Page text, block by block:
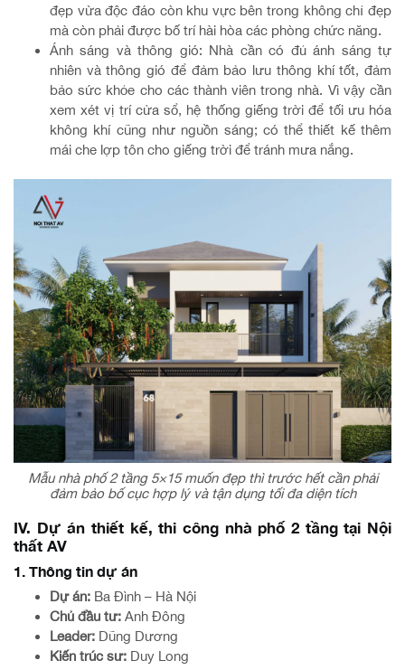
đẹp vừa độc đáo còn khu vực bên trong không chỉ đẹp
mà còn phải được bố trí hài hòa các phòng chức năng.
Ánh sáng và thông gió: Nhà cần có đủ ánh sáng tự
nhiên và thông gió để đảm bảo lưu thông khí tốt, đảm
bảo sức khỏe cho các thành viên trong nhà. Vì vậy cần
xem xét vị trí cửa sổ, hệ thống giếng trời để tối ưu hóa
không khí cũng như nguồn sáng; có thể thiết kế thêm
mái che lợp tôn cho giếng trời để tránh mưa nắng.
Mẫu nhà phố 2 tầng 5×15 muốn đẹp thì trước hết cần phải
đảm bảo bố cục hợp lý và tận dụng tối đa diện tích
IV. Dự án thiết kế, thi công nhà phố 2 tầng tại Nội
thất AV
1. Thông tin dự án
Dự án: Ba Đình – Hà Nội
Chủ đầu tư: Anh Đông
Leader: Dũng Dương
Kiến trúc sư: Duy Long